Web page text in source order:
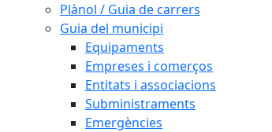
Plànol / Guia de carrers
Guia del municipi
Equipaments
Empreses i comerços
Entitats i associacions
Subministraments
Emergències